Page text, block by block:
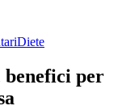
Diete
per